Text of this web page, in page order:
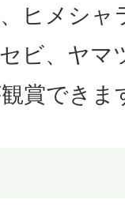
ヒメシャ
ビ、ヤマ
賞できま